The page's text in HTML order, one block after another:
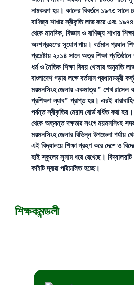
নামকরণ হয়। কালের বিবর্তনে ১৯৭৩ সালে
বাণিজ্য শাখার স্বীকৃতি লাভ করে এবং
থেকে মানবিক, বিজ্ঞান ও বাণিজ্য শাখায়
অংশগ্রহণের সুযোগ পায়। বর্তমান প্রধান
প্রচেষ্টায় ২০১৪ সালে অত্র শিক্ষা
ধর্ম ও নৈতিক শিক্ষা বিষয় খোলার অনুমতি
বাংলাদেশ গড়ার লক্ষে বর্তমান প্রধানমন্ত্রী
ময়মনসিংহ জেলায় একমাত্র ” শেখ রাসেল
প্রশিক্ষণ ল্যাব” প্রাপ্ত হয়। এরই
পর্যন্ত স্বীকৃতির মেয়াদ বোর্ড বর্ধিত করা হয়।
থেকে অত্যন্ত দক্ষতার সংগে ময়মনসিংহ
ময়মনসিংহ জেলার বিভিন্ন উপজেলা পর্যায়
এই বিদ্যালয়ে শিক্ষা গ্রহণ করে দেশে ও
হাই স্কুলের সুনাম ধরে রেখেছে। বিদ্যালয়টি
কমিটি দ্বারা পরিচালিত হচ্ছে।
শিক্ষকমন্ডলী